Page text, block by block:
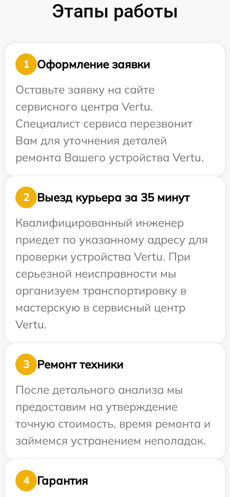
Этапы работы
1
Оформление заявки
Оставьте заявку на сайте
сервисного центра Vertu.
Специалист сервиса перезвонит
Вам для уточнения деталей
ремонта Вашего устройства Vertu.
2
Выезд курьера за 35 минут
Квалифицированный инженер
приедет по указанному адресу для
проверки устройства Vertu. При
серьезной неисправности мы
организуем транспортировку в
мастерскую в сервисный центр
Vertu.
3
Ремонт техники
После детального анализа мы
предоставим на утверждение
точную стоимость, время ремонта и
займемся устранением неполадок.
4 Гарантия